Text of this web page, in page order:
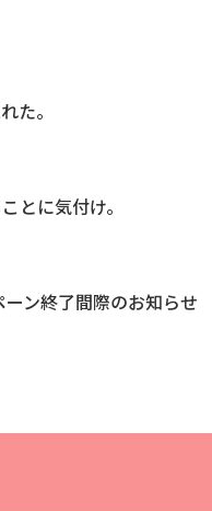
た。
とに気付け。
ン終了間際のお知らせ